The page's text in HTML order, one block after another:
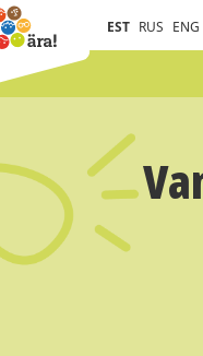
EST RUS ENG